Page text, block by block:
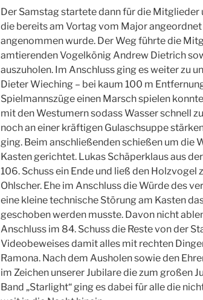
Der Samstag startete dann für die
die bereits am Vortag vom Major
angenommen wurde. Der Weg führte die
amtierenden Vogelkönig Andrew Dietrich
auszuholen. Im Anschluss ging es weiter zu
Dieter Wieching – bei kaum 100 m
Spielmannszüge einen Marsch spielen
mit den Westumern sodass Wasser schnell
noch an einer kräftigen Gulaschsuppe
ging. Beim anschließenden schießen um die
Kasten gerichtet. Lukas Schäperklaus aus
106. Schuss ein Ende und ließ den Holzvogel
Ohlscher. Ehe im Anschluss die Würde des
eine kleine technische Störung am Kasten
geschoben werden musste. Davon nicht
Anschluss im 84. Schuss die Reste von der
Videobeweises damit alles mit rechten
Ramona. Nach dem Ausholen sowie den
im Zeichen unserer Jubilare die zum großen
Band „Starlight“ ging es dabei für alle die